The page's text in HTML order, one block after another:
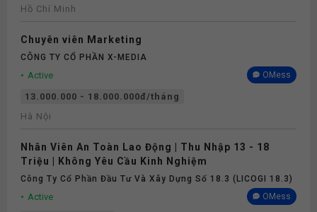
Hồ Chí Minh
Chuyên viên Marketing
CÔNG TY CỔ PHẦN X-MEDIA
Active OMess
13.000.000 - 18.000.000đ/tháng
Hà Nội
Nhân Viên An Toàn Lao Động | Thu Nhập 13 - 18
Triệu | Không Yêu Cầu Kinh Nghiệm
Công Ty Cổ Phần Đầu Tư Và Xây Dựng Số 18.3 (LICOGI 18.3)
Active OMess